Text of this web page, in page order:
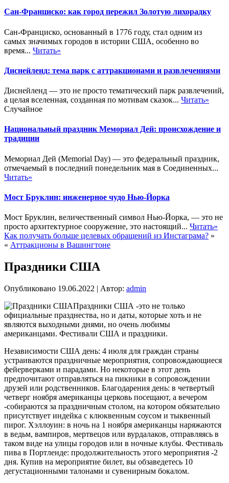
Сан-Франциско: как город пережил Золотую лихорадку
Сан-Франциско, основанный в 1776 году, стал одним из
самых значимых городов в истории США, особенно во
время... Читать»
Диснейленд: тема парк с аттракционами и развлечениями
Диснейленд — это не просто тематический парк развлечений,
а целая вселенная, созданная по мотивам сказок... Читать»
Случайное
Национальный праздник Мемориал Дей: происхождение и
традиции
Мемориал Дей (Memorial Day) — это федеральный праздник,
отмечаемый в последний понедельник мая в Соединенных...
Читать»
Мост Бруклин: инженерное чудо Нью-Йорка
Мост Бруклин, величественный символ Нью-Йорка, — это не
просто архитектурное сооружение, это настоящий... Читать»
Как получать больше целевых обращений из Инстаграма? »
« Аттракционы в Вашингтоне
Праздники США
Опубликовано 19.06.2022 | Автор: admin
Праздники США -это не только
официальные празднества, но и даты, которые хоть и не
являются выходными днями, но очень любимы
американцами. Фестивали США и праздники.
Независимости США день: 4 июля для граждан страны
устраиваются праздничные мероприятия, сопровождающиеся
фейерверками и парадами. Но некоторые в этот день
предпочитают отправляться на пикники в сопровождении
друзей или родственников. Благодарения день: в четвертый
четверг ноября американцы церковь посещают, а вечером
-собираются за праздничным столом, на котором обязательно
присутствует индейка с клюквенным соусом и тыквенный
пирог. Хэллоуин: в ночь на 1 ноября американцы наряжаются
в ведьм, вампиров, мертвецов или вурдалаков, отправляясь в
таком виде на улицы городов или в ночные клубы. Фестиваль
пива в Портленде: продолжительность этого мероприятия -2
дня. Купив на мероприятие билет, вы обзаведетесь 10
дегустационными талонами и сувенирным бокалом.